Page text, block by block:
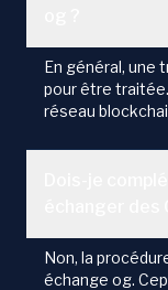
En général, une
pour être
réseau
Non, la
échange og.